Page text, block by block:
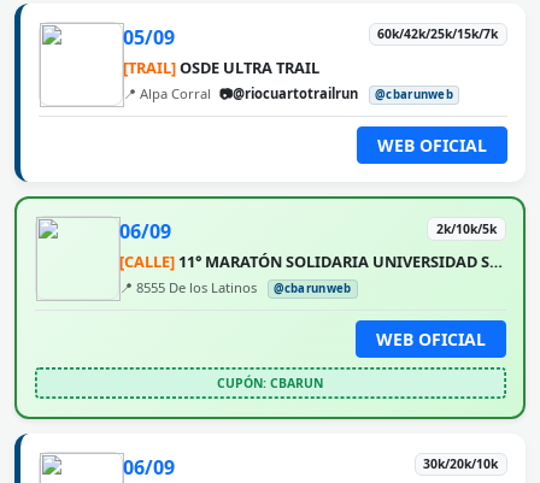
05/09 60k/42k/25k/15k/7k
[TRAIL]OSDE ULTRA TRAIL
📍 Alpa Corral 📷@riocuartotrailrun @cbarunweb
WEB OFICIAL
06/09 2k/10k/5k
[CALLE]11° MARATÓN SOLIDARIA UNIVERSIDAD SIGLO 21
📍 8555 De los Latinos @cbarunweb
WEB OFICIAL
CUPÓN: CBARUN
06/09 30k/20k/10k